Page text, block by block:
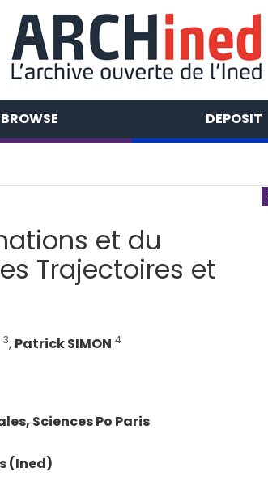
BROWSE DEPOSIT
et du
Trajectoires et
3, Patrick SIMON 4
Sciences Po Paris
(Ined)